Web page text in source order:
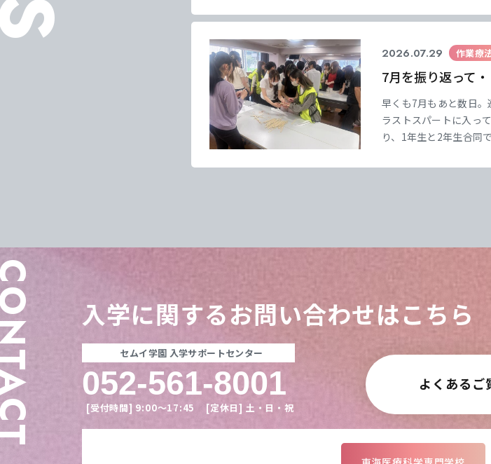
ね！ &nb
2026.07.29 作業療
7月を振り返って・
早くも7月もあと数日
ラストスパートに入っ
り、1年生と2年生合同
抗でさまざまなレクリ
入学に関するお問い合わせはこちら
セムイ学園 入学サポートセンター
052-561-8001
[受付時間] 9:00〜17:45 [定休日] 土・日・祝
よくあるご